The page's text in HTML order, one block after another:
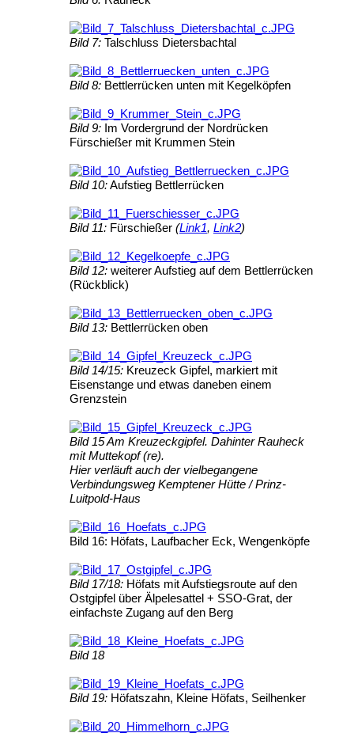
Bild 7: Talschluss Dietersbachtal
Bild 8: Bettlerrücken unten mit Kegelköpfen
Bild 9: Im Vordergrund der Nordrücken
Fürschießer mit Krummen Stein
Bild 10:Aufstieg Bettlerrücken
Bild 11: Fürschießer (Link1, Link2)
Bild 12: weiterer Aufstieg auf dem Bettlerrücken
(Rückblick)
Bild 13: Bettlerrücken oben
Bild 14/15: Kreuzeck Gipfel, markiert mit
Eisenstange und etwas daneben einem
Grenzstein
Bild 15 Am Kreuzeckgipfel. Dahinter Rauheck
mit Muttekopf (re).
Hier verläuft auch der vielbegangene
Verbindungsweg Kemptener Hütte / Prinz-
Luitpold-Haus
Bild 16: Höfats, Laufbacher Eck, Wengenköpfe
Bild 17/18: Höfats mit Aufstiegsroute auf den
Ostgipfel über Älpelesattel + SSO-Grat, der
einfachste Zugang auf den Berg
Bild 18
Bild 19: Höfatszahn, Kleine Höfats, Seilhenker